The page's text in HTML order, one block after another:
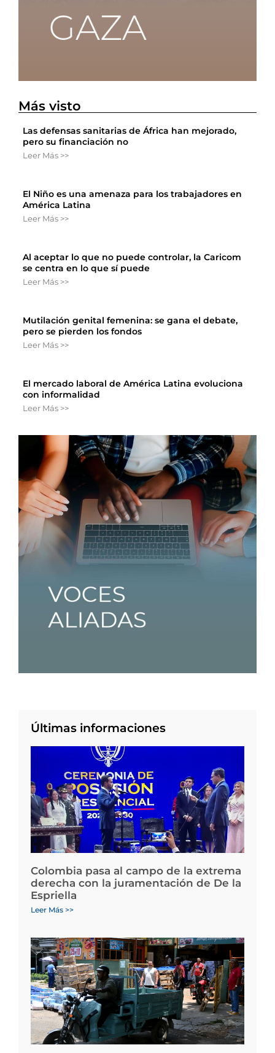
Más visto
Las defensas sanitarias de África han mejorado,
pero su financiación no
Leer Más >>
El Niño es una amenaza para los trabajadores en
América Latina
Leer Más >>
Al aceptar lo que no puede controlar, la Caricom
se centra en lo que sí puede
Leer Más >>
Mutilación genital femenina: se gana el debate,
pero se pierden los fondos
Leer Más >>
El mercado laboral de América Latina evoluciona
con informalidad
Leer Más >>
Últimas informaciones
Colombia pasa al campo de la extrema
derecha con la juramentación de De la
Espriella
Leer Más >>